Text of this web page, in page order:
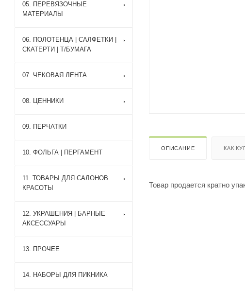
ОПИСАНИЕ КАК
Товар продается кратно
05. ПЕРЕВЯЗОЧНЫЕ
МАТЕРИАЛЫ
06. ПОЛОТЕНЦА | САЛФЕТКИ |
СКАТЕРТИ | Т/БУМАГА
07. ЧЕКОВАЯ ЛЕНТА
08. ЦЕННИКИ
09. ПЕРЧАТКИ
10. ФОЛЬГА | ПЕРГАМЕНТ
11. ТОВАРЫ ДЛЯ САЛОНОВ
КРАСОТЫ
12. УКРАШЕНИЯ | БАРНЫЕ
АКСЕССУАРЫ
13. ПРОЧЕЕ
14. НАБОРЫ ДЛЯ ПИКНИКА